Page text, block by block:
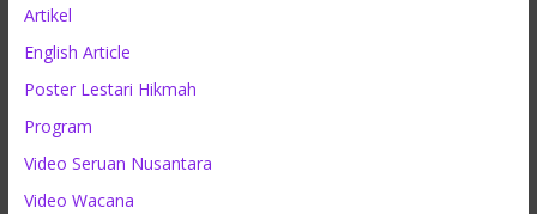
Artikel
English Article
Poster Lestari Hikmah
Program
Video Seruan Nusantara
Video Wacana